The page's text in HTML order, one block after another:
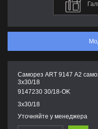
Саморез ART 9147 А2
3х30/18
9147230 30/18-OK
3х30/18
Уточняйте у менеджера